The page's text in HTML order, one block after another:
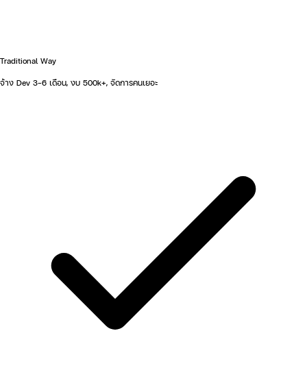
Traditional Way
จ้าง Dev 3-6 เดือน, งบ 500k+, จัดการคนเยอะ